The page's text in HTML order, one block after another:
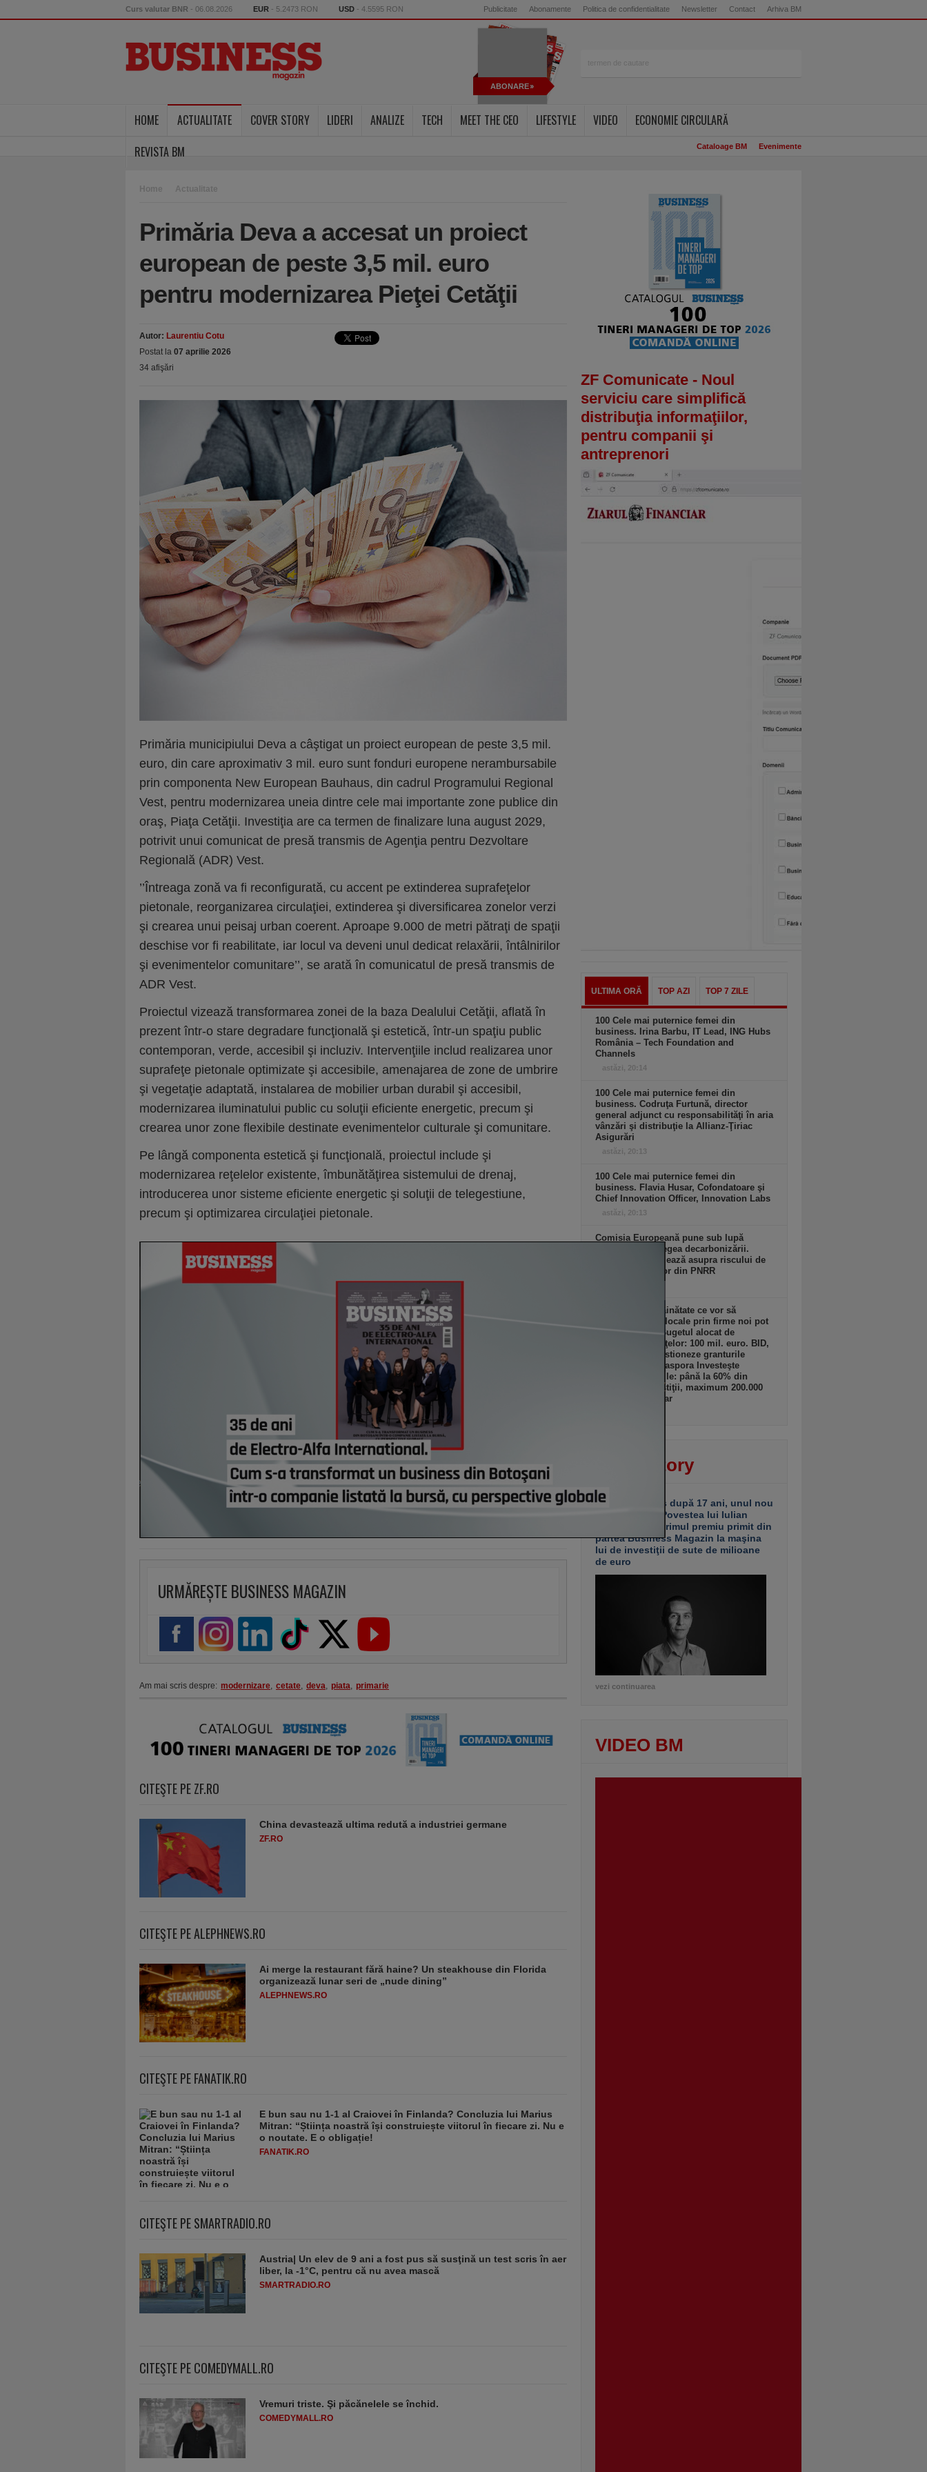
Curs valutar BNR - 06.08.2026 EUR - 5.2473 RON USD - 4.5595 RON Publicitate Abonamente Politica de confidentialitate Newsletter Contact Arhiva BM
ABONARE
HOME ACTUALITATE COVER STORY LIDERI ANALIZE TECH MEET THE CEO LIFESTYLE VIDEO
ECONOMIE CIRCULARĂ
REVISTA BM
Cataloage BM Evenimente
Home Actualitate
Primăria Deva a accesat un proiect
european de peste 3,5 mil. euro
pentru modernizarea Pieţei Cetăţii
Autor: Laurentiu Cotu
Postat la 07 aprilie 2026
34 afişări
Primăria municipiului Deva a câştigat un proiect european de peste 3,5 mil.
euro, din care aproximativ 3 mil. euro sunt fonduri europene nerambursabile
prin componenta New European Bauhaus, din cadrul Programului Regional
Vest, pentru modernizarea uneia dintre cele mai importante zone publice din
oraş, Piaţa Cetăţii. Investiţia are ca termen de finalizare luna august 2029,
potrivit unui comunicat de presă transmis de Agenţia pentru Dezvoltare
Regională (ADR) Vest.
’’Întreaga zonă va fi reconfigurată, cu accent pe extinderea suprafeţelor
pietonale, reorganizarea circulaţiei, extinderea şi diversificarea zonelor verzi
şi crearea unui peisaj urban coerent. Aproape 9.000 de metri pătraţi de spaţii
deschise vor fi reabilitate, iar locul va deveni unul dedicat relaxării, întâlnirilor
şi evenimentelor comunitare’’, se arată în comunicatul de presă transmis de
ADR Vest.
Proiectul vizează transformarea zonei de la baza Dealului Cetăţii, aflată în
prezent într-o stare degradare funcţională şi estetică, într-un spaţiu public
contemporan, verde, accesibil şi incluziv. Intervenţiile includ realizarea unor
suprafeţe pietonale optimizate şi accesibile, amenajarea de zone de umbrire
şi vegetaţie adaptată, instalarea de mobilier urban durabil şi accesibil,
modernizarea iluminatului public cu soluţii eficiente energetic, precum şi
crearea unor zone flexibile destinate evenimentelor culturale şi comunitare.
Pe lângă componenta estetică şi funcţională, proiectul include şi
modernizarea reţelelor existente, îmbunătăţirea sistemului de drenaj,
introducerea unor sisteme eficiente energetic şi soluţii de telegestiune,
precum şi optimizarea circulaţiei pietonale.
URMĂREȘTE BUSINESS MAGAZIN
Am mai scris despre: modernizare, cetate, deva, piata, primarie
CITEŞTE PE ZF.RO
China devastează ultima redută a industriei germane
ZF.RO
CITEŞTE PE ALEPHNEWS.RO
Ai merge la restaurant fără haine? Un steakhouse din Florida
organizează lunar seri de „nude dining”
ALEPHNEWS.RO
CITEŞTE PE FANATIK.RO
E bun sau nu 1-1 al Craiovei în Finlanda? Concluzia lui Marius
Mitran: “Știința noastră își construiește viitorul în fiecare zi. Nu e
o noutate. E o obligație!
FANATIK.RO
CITEŞTE PE SMARTRADIO.RO
Austria| Un elev de 9 ani a fost pus să susţină un test scris în aer
liber, la -1°C, pentru că nu avea mască
SMARTRADIO.RO
CITEŞTE PE COMEDYMALL.RO
Vremuri triste. Şi păcănelele se închid.
COMEDYMALL.RO
ZF Comunicate - Noul
serviciu care simplifică
distribuţia informaţiilor,
pentru companii şi
antreprenori
ULTIMA ORĂ TOP AZI TOP 7 ZILE
100 Cele mai puternice femei din
business. Irina Barbu, IT Lead, ING Hubs
România – Tech Foundation and
Channels
astăzi, 20:14
100 Cele mai puternice femei din
business. Codruţa Furtună, director
general adjunct cu responsabilităţi în aria
vânzări şi distribuţie la Allianz-Ţiriac
Asigurări
astăzi, 20:13
100 Cele mai puternice femei din
business. Flavia Husar, Cofondatoare şi
Chief Innovation Officer, Innovation Labs
astăzi, 20:13
Comisia Europeană pune sub lupă
modificările la legea decarbonizării.
Bruxelles avertizează asupra riscului de
pierdere a banilor din PNRR
Românii din străinătate ce vor să
dezvolte afaceri locale prin firme noi pot
primi granturi. Bugetul alocat de
Ministerul Finanţelor: 100 mil. euro. BID,
mandatată să gestioneze granturile
programului „Diaspora Investeşte
Acasă”. Granturile: până la 60% din
creditul de investiţii, maximum 200.000
de euro/beneficiar
Cover story
Un pariu închis după 17 ani, unul nou
abia deschis. Povestea lui Iulian
Stanciu de la primul premiu primit din
partea Business Magazin la maşina
lui de investiţii de sute de milioane
de euro
vezi continuarea
VIDEO BM